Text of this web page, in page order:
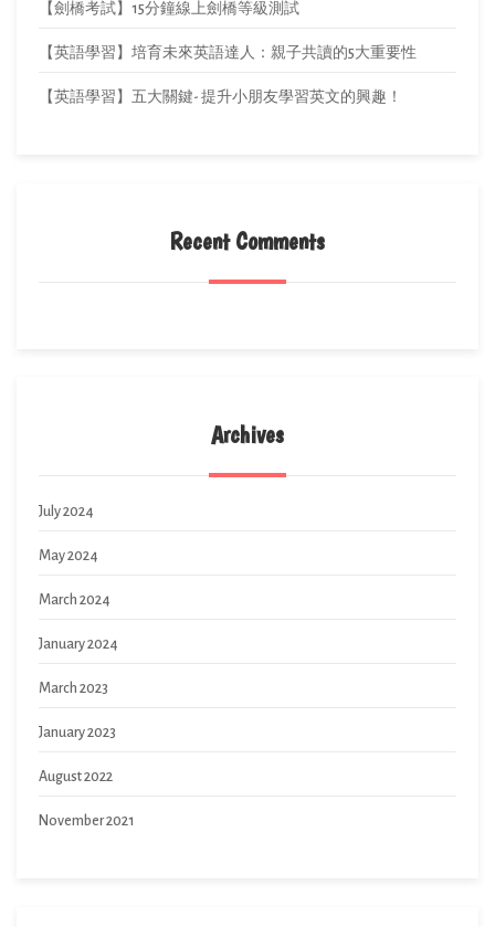
【劍橋考試】15分鐘線上劍橋等級測試
【英語學習】培育未來英語達人：親子共讀的5大重要性
【英語學習】五大關鍵- 提升小朋友學習英文的興趣！
Recent Comments
Archives
July 2024
May 2024
March 2024
January 2024
March 2023
January 2023
August 2022
November 2021